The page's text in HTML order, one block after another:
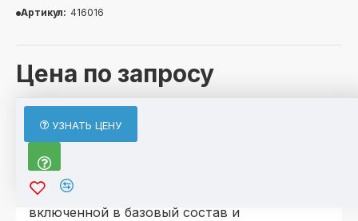
Цена по запросу
Артикул: 416016
УЗНАТЬ ЦЕНУ
ОПИСАНИЕ
По отдельному запросу возможно
исполнение агрегатов в комплектации, не
включенной в базовый состав и